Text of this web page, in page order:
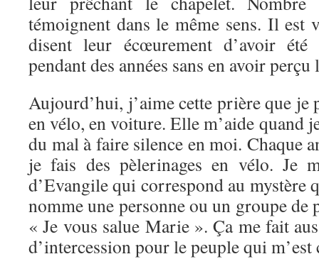
témoignent dans le même sens. Il est
disent leur écœurement d’avoir
pendant des années sans en avoir perçu
Aujourd’hui, j’aime cette prière que
en vélo, en voiture. Elle m’aide quand
du mal à faire silence en moi. Chaque
je fais des pèlerinages en vélo. Je
d’Evangile qui correspond au mystère
nomme une personne ou un groupe de
« Je vous salue Marie ». Ça me fait
d’intercession pour le peuple qui m’est